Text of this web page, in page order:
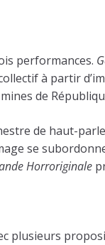
performances.
à partir
de
de haut-
se
Horroriginale
plusieurs